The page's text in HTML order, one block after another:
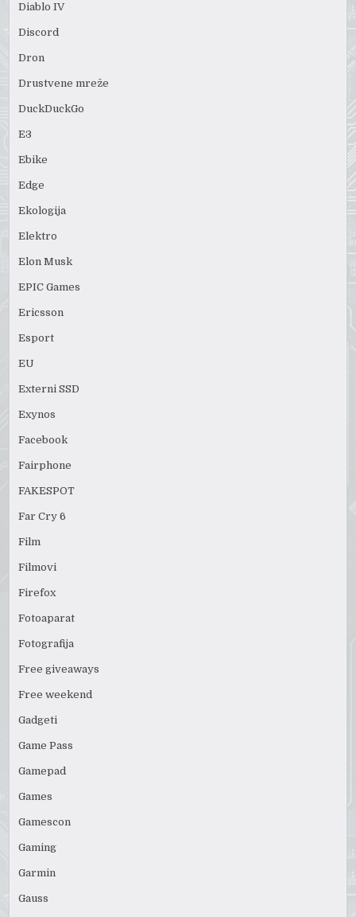
Diablo IV
Discord
Dron
Drustvene mreže
DuckDuckGo
E3
Ebike
Edge
Ekologija
Elektro
Elon Musk
EPIC Games
Ericsson
Esport
EU
Externi SSD
Exynos
Facebook
Fairphone
FAKESPOT
Far Cry 6
Film
Filmovi
Firefox
Fotoaparat
Fotografija
Free giveaways
Free weekend
Gadgeti
Game Pass
Gamepad
Games
Gamescon
Gaming
Garmin
Gauss